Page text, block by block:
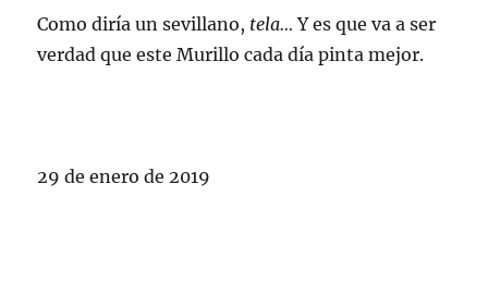
Como diría un sevillano, tela…Y es que va a ser
verdad que este Murillo cada día pinta mejor.
29 de enero de 2019